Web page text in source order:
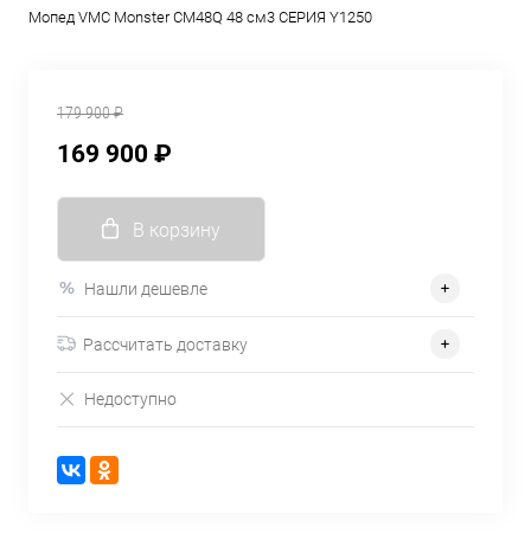
Мопед VMC Monster CM48Q 48 см3 СЕРИЯ Y1250
179 900 ₽
169 900 ₽
В корзину
Нашли дешевле
Рассчитать доставку
Недоступно